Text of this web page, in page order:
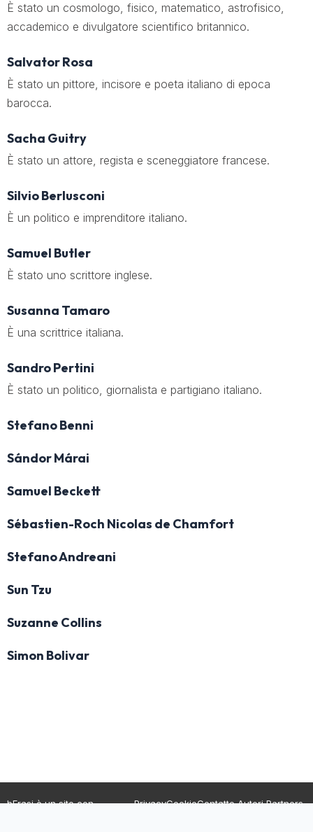
È stato un cosmologo, fisico, matematico, astrofisico,
accademico e divulgatore scientifico britannico.
Salvator Rosa
È stato un pittore, incisore e poeta italiano di epoca
barocca.
Sacha Guitry
È stato un attore, regista e sceneggiatore francese.
Silvio Berlusconi
È un politico e imprenditore italiano.
Samuel Butler
È stato uno scrittore inglese.
Susanna Tamaro
È una scrittrice italiana.
Sandro Pertini
È stato un politico, giornalista e partigiano italiano.
Stefano Benni
Sándor Márai
Samuel Beckett
Sébastien-Roch Nicolas de Chamfort
Stefano Andreani
Sun Tzu
Suzanne Collins
Simon Bolivar
bFrasi è un sito con
PrivacyCookieContatto Autori Partners